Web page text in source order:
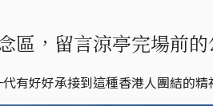
區，留言涼亭完場前
有好好承接到這種香港人團結的精